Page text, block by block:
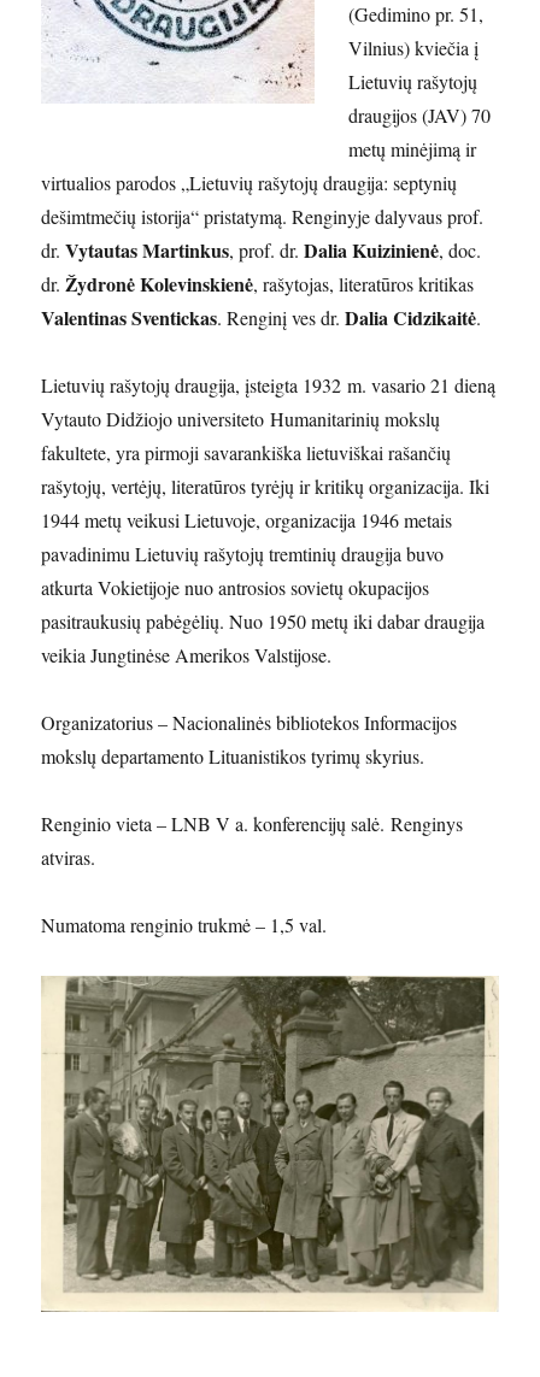
(Gedimino pr. 51,
Vilnius) kviečia į
Lietuvių rašytojų
draugijos (JAV) 70
metų minėjimą ir
virtualios parodos „Lietuvių rašytojų draugija: septynių
dešimtmečių istorija“ pristatymą. Renginyje dalyvaus prof.
dr.Vytautas Martinkus, prof. dr. Dalia Kuizinienė, doc.
dr. Žydronė Kolevinskienė, rašytojas, literatūros kritikas
Valentinas Sventickas. Renginį ves dr.Dalia Cidzikaitė.
Lietuvių rašytojų draugija, įsteigta 1932 m. vasario 21 dieną
Vytauto Didžiojo universiteto Humanitarinių mokslų
fakultete, yra pirmoji savarankiška lietuviškai rašančių
rašytojų, vertėjų, literatūros tyrėjų ir kritikų organizacija. Iki
1944 metų veikusi Lietuvoje, organizacija 1946 metais
pavadinimu Lietuvių rašytojų tremtinių draugija buvo
atkurta Vokietijoje nuo antrosios sovietų okupacijos
pasitraukusių pabėgėlių. Nuo 1950 metų iki dabar draugija
veikia Jungtinėse Amerikos Valstijose.
Organizatorius – Nacionalinės bibliotekos Informacijos
mokslų departamento Lituanistikos tyrimų skyrius.
Renginio vieta – LNB V a. konferencijų salė. Renginys
atviras.
Numatoma renginio trukmė – 1,5 val.